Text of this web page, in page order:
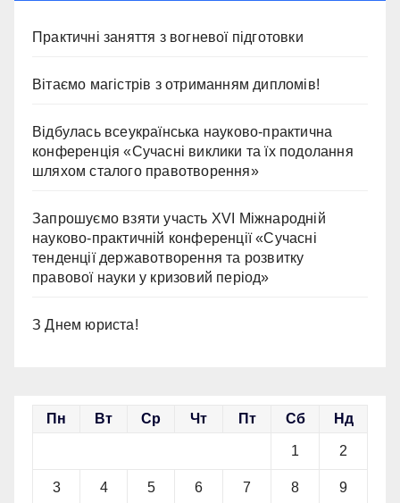
Практичні заняття з вогневої підготовки
Вітаємо магістрів з отриманням дипломів!
Відбулась всеукраїнська науково-практична
конференція «Сучасні виклики та їх подолання
шляхом сталого правотворення»
Запрошуємо взяти участь ХVІ Міжнародній
науково-практичній конференції «Сучасні
тенденції державотворення та розвитку
правової науки у кризовий період»
З Днем юриста!
Пн Вт Ср Чт Пт Сб Нд
1 2
3 4 5 6 7 8 9